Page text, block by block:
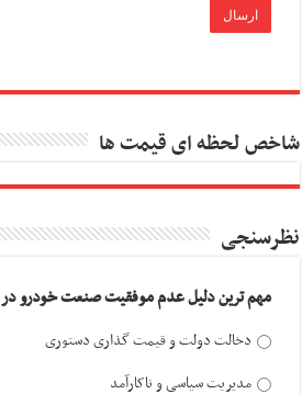
شاخص لحظه ای قیمت ها
نظرسنجی
مهم ترین دلیل عدم موفقیت صنعت خودرو در
دخالت دولت و قیمت گذاری دستوری
مدیریت سیاسی و ناکارآمد